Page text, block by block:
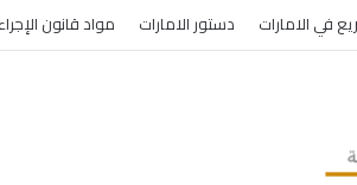
في الامارات دستور الامارات مواد قانون